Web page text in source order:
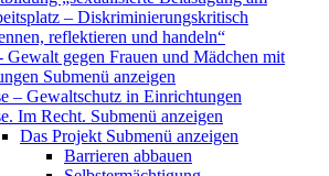
– Diskriminierungskritisch
reflektieren und handeln“
Gewalt gegen Frauen und Mädchen mit
Submenü anzeigen
– Gewaltschutz in Einrichtungen
Im Recht. Submenü anzeigen
Das Projekt Submenü anzeigen
Barrieren abbauen